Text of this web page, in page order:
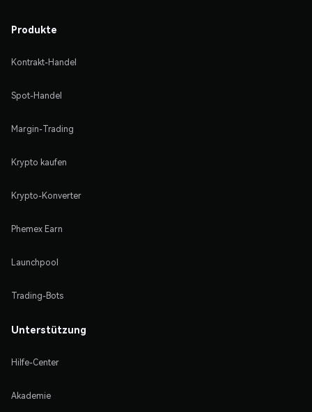
Produkte
Kontrakt-Handel
Spot-Handel
Margin-Trading
Krypto kaufen
Krypto-Konverter
Phemex Earn
Launchpool
Trading-Bots
Unterstützung
Hilfe-Center
Akademie